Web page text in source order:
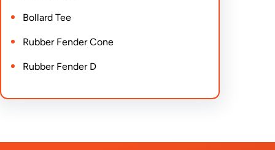
Bollard Tee
Rubber Fender Cone
Rubber Fender D